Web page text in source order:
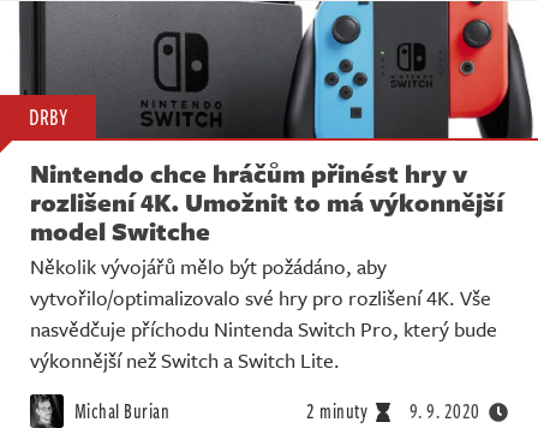
DRBY
Nintendo chce hráčům přinést hry v
rozlišení 4K. Umožnit to má výkonnější
model Switche
Několik vývojářů mělo být požádáno, aby
vytvořilo/optimalizovalo své hry pro rozlišení 4K. Vše
nasvědčuje příchodu Nintenda Switch Pro, který bude
výkonnější než Switch a Switch Lite.
Michal Burian 2 minuty 9. 9. 2020